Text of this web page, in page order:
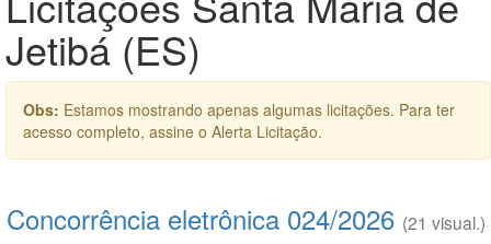
Jetibá (ES)
Obs: Estamos mostrando apenas algumas licitações. Para ter
acesso completo, assine o Alerta Licitação.
Concorrência eletrônica 024/2026 (21 visual.)